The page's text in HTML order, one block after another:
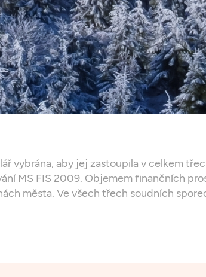
vybrána, aby jej zastoupila v celkem
MS FIS 2009. Objemem finančních
města. Ve všech třech soudních